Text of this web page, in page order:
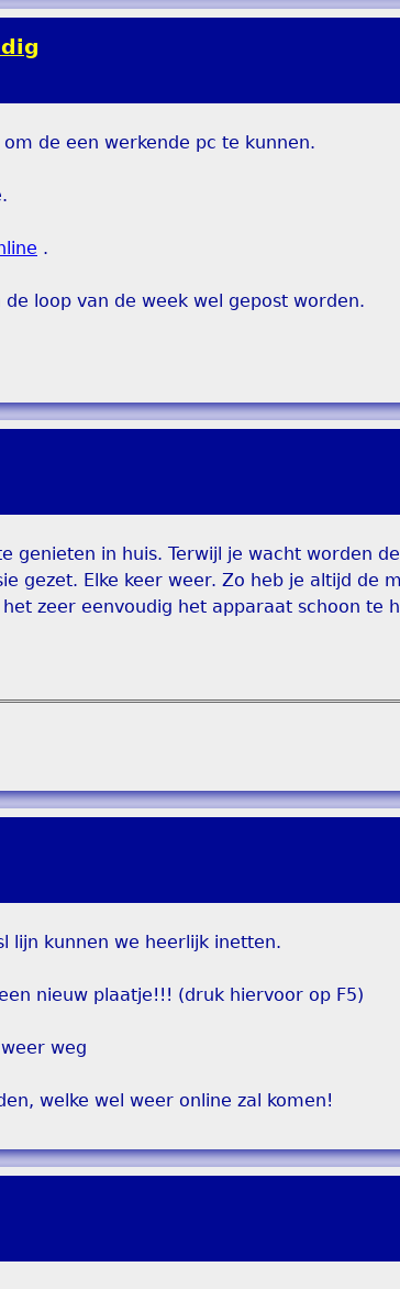
de een werkende pc te kunnen.
.
loop van de week wel gepost worden.
genieten in huis. Terwijl je wacht worden de
gezet. Elke keer weer. Zo heb je altijd de
zeer eenvoudig het apparaat schoon te
lijn kunnen we heerlijk inetten.
nieuw plaatje!!! (druk hiervoor op F5)
weg
welke wel weer online zal komen!